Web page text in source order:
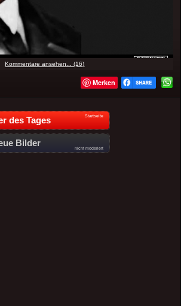
Kommentare ansehen... (16)
Merken
des Tages Startseite
Bilder
nicht moderiert